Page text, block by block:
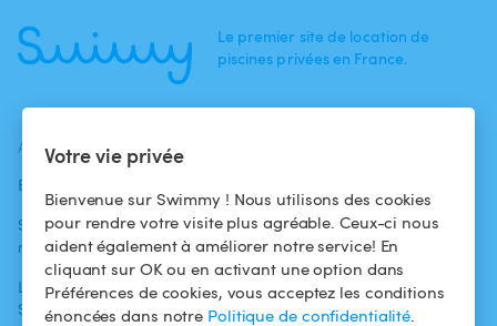
Votre vie privée
Bienvenue sur Swimmy ! Nous utilisons des cookies
pour rendre votre visite plus agréable. Ceux-ci nous
aident également à améliorer notre service! En
cliquant sur OK ou en activant une option dans
Préférences de cookies, vous acceptez les conditions
énoncées dans notre Politique de confidentialité.
Le premier site de location de
piscines privées en France.
ACTUALITÉS
Blog
Swimmy dans les
médias
L'aventure
Swimmy
baigneurs
Pour les
propriétaires
Louer ma piscine
Conditions
d'utilisation
Politique de
confidentialité